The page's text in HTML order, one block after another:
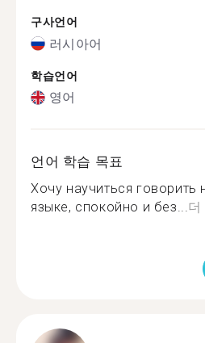
구사언어
러시아어
학습언어
영어
언어 학습 목표
Хочу научиться говорить
языке, спокойно и без...더